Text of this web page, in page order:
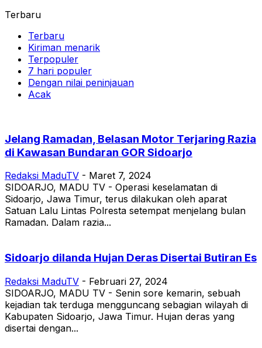
Terbaru
Terbaru
Kiriman menarik
Terpopuler
7 hari populer
Dengan nilai peninjauan
Acak
Jelang Ramadan, Belasan Motor Terjaring Razia
di Kawasan Bundaran GOR Sidoarjo
Redaksi MaduTV - Maret 7, 2024
SIDOARJO, MADU TV - Operasi keselamatan di
Sidoarjo, Jawa Timur, terus dilakukan oleh aparat
Satuan Lalu Lintas Polresta setempat menjelang bulan
Ramadan. Dalam razia...
Sidoarjo dilanda Hujan Deras Disertai Butiran Es
Redaksi MaduTV - Februari 27, 2024
SIDOARJO, MADU TV - Senin sore kemarin, sebuah
kejadian tak terduga mengguncang sebagian wilayah di
Kabupaten Sidoarjo, Jawa Timur. Hujan deras yang
disertai dengan...